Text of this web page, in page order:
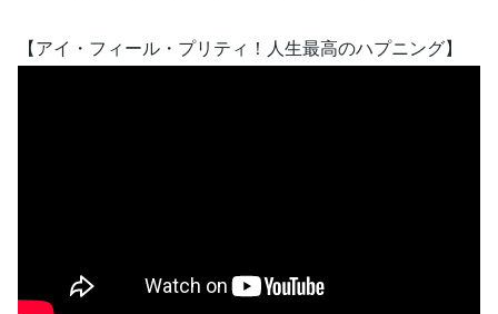
【アイ・フィール・プリティ！人生最高のハプニング】